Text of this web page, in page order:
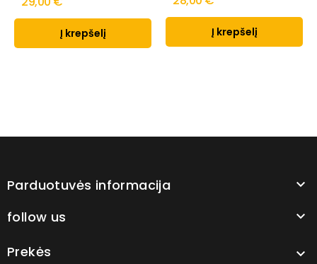
Į krepšelį Į krepšelį
Parduotuvės informacija 
follow us 
Prekės 